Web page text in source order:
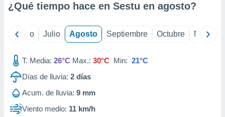
de
¿Qué tiempo hace en Sestu en agosto?
Junio Julio Agosto Septiembre Octubre
T. Media: 26°C Max.: 30°C Min: 21°C
Días de lluvia: 2 días
Acum. de lluvia: 9 mm
Viento medio: 11 km/h